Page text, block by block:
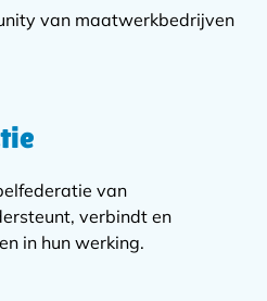
van maatwerkbedrijven
van
verbindt en
in hun werking.